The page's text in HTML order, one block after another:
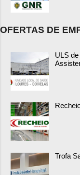
OFERTAS DE
ULS
Trofa